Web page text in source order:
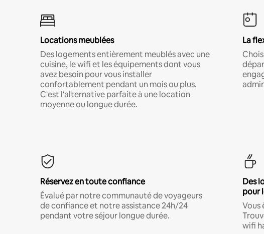
Locations meublées
Des logements entièrement meublés avec une
cuisine, le wifi et les équipements dont vous
avez besoin pour vous installer
confortablement pendant un mois ou plus.
C'est l'alternative parfaite à une location
moyenne ou longue durée.
La
Réservez en toute confiance
Évalué par notre communauté de voyageurs
de confiance et notre assistance 24h/24
pendant votre séjour longue durée.
Des
pour
Vous
wifi